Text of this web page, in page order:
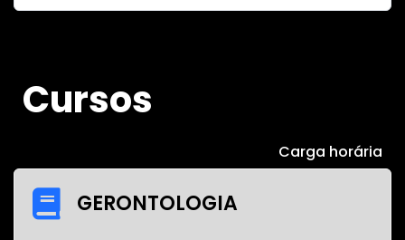
Cursos
Carga horária
GERONTOLOGIA